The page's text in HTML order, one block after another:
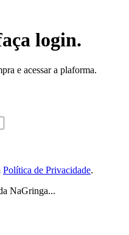
login.
e acessar a plaforma.
Política de Privacidade.
NaGringa...